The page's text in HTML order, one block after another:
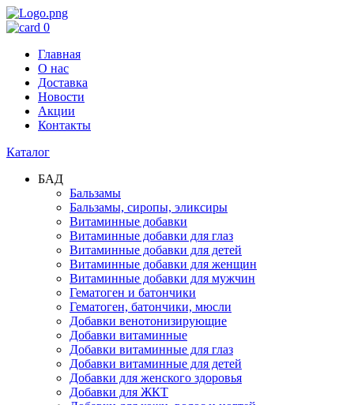
0
Главная
О нас
Доставка
Новости
Акции
Контакты
Каталог
БАД
Бальзамы
Бальзамы, сиропы, эликсиры
Витаминные добавки
Витаминные добавки для глаз
Витаминные добавки для детей
Витаминные добавки для женщин
Витаминные добавки для мужчин
Гематоген и батончики
Гематоген, батончики, мюсли
Добавки венотонизирующие
Добавки витаминные
Добавки витаминные для глаз
Добавки витаминные для детей
Добавки для женского здоровья
Добавки для ЖКТ